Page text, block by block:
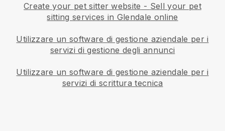
Create your pet sitter website - Sell your pet
sitting services in Glendale online
Utilizzare un software di gestione aziendale per i
servizi di gestione degli annunci
Utilizzare un software di gestione aziendale per i
servizi di scrittura tecnica